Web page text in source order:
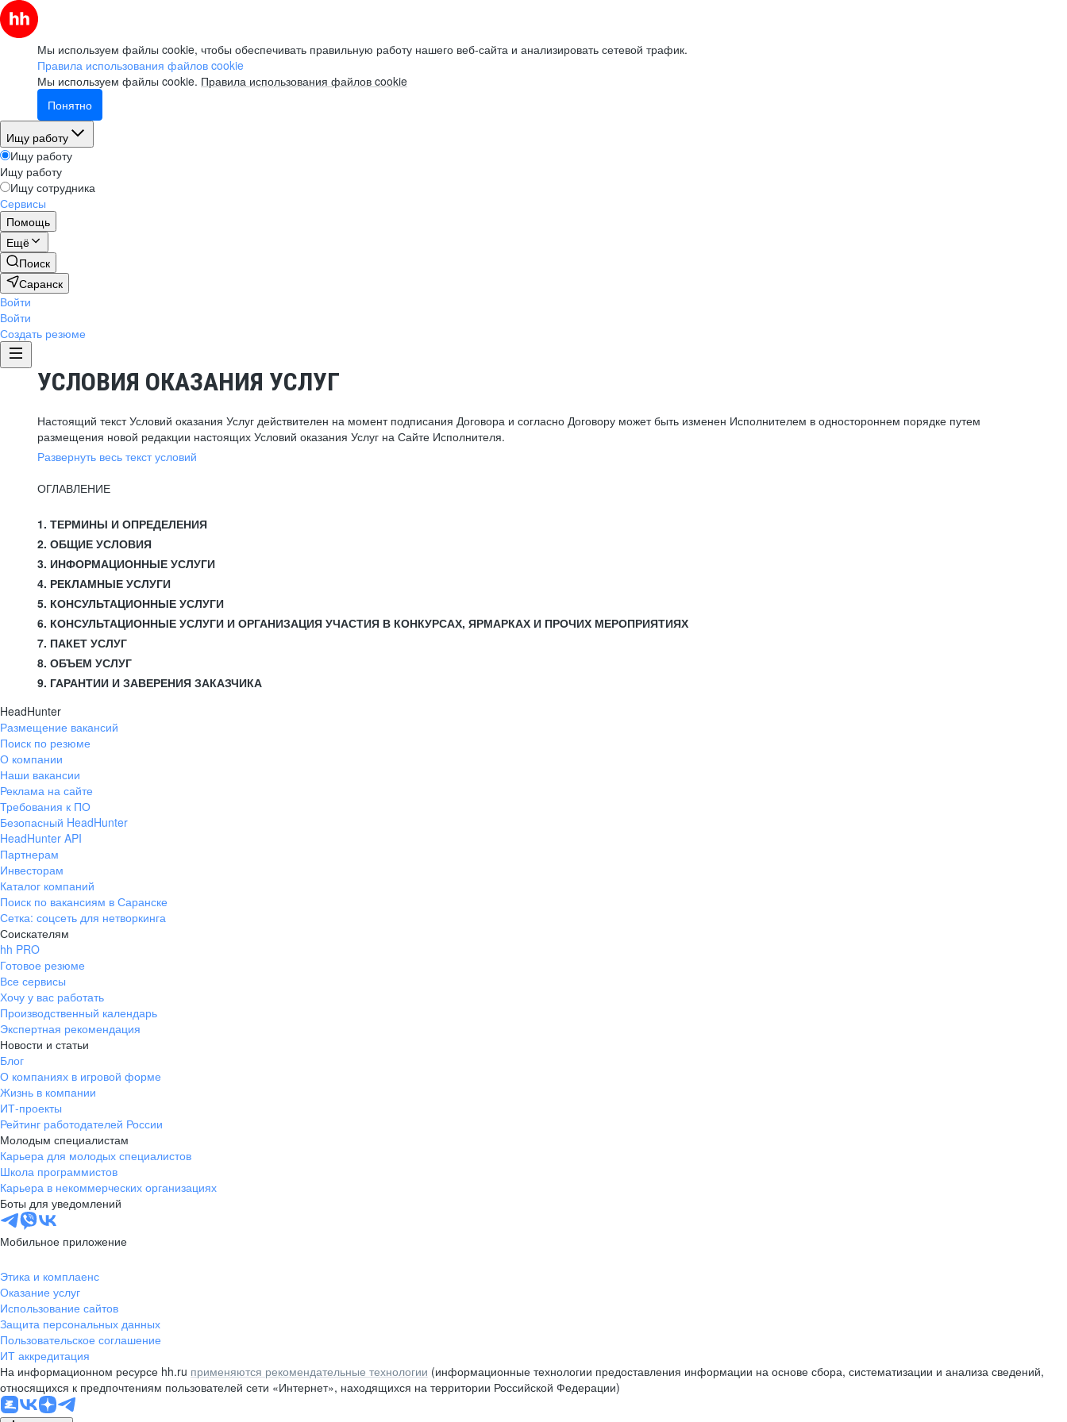
Мы используем файлы cookie, чтобы обеспечивать правильную работу нашего веб-сайта и анализировать сетевой трафик.
Правила использования файлов cookie
Мы используем файлы cookie. Правила использования файлов cookie
Понятно
Ищу работу
Ищу работу
Ищу работу
Ищу сотрудника
Сервисы
Помощь
Ещё
Поиск
Саранск
Войти
Войти
Создать резюме
УСЛОВИЯ ОКАЗАНИЯ УСЛУГ
Настоящий текст Условий оказания Услуг действителен на момент подписания Договора и согласно Договору может быть изменен Исполнителем в одностороннем порядке путем
размещения новой редакции настоящих Условий оказания Услуг на Сайте Исполнителя.
Развернуть весь текст условий
ОГЛАВЛЕНИЕ
1. ТЕРМИНЫ И ОПРЕДЕЛЕНИЯ
2. ОБЩИЕ УСЛОВИЯ
3. ИНФОРМАЦИОННЫЕ УСЛУГИ
4. РЕКЛАМНЫЕ УСЛУГИ
5. КОНСУЛЬТАЦИОННЫЕ УСЛУГИ
6. КОНСУЛЬТАЦИОННЫЕ УСЛУГИ И ОРГАНИЗАЦИЯ УЧАСТИЯ В КОНКУРСАХ, ЯРМАРКАХ И ПРОЧИХ МЕРОПРИЯТИЯХ
7. ПАКЕТ УСЛУГ
8. ОБЪЕМ УСЛУГ
9. ГАРАНТИИ И ЗАВЕРЕНИЯ ЗАКАЗЧИКА
HeadHunter
Размещение вакансий
Поиск по резюме
О компании
Наши вакансии
Реклама на сайте
Требования к ПО
Безопасный HeadHunter
HeadHunter API
Партнерам
Инвесторам
Каталог компаний
Поиск по вакансиям в Саранске
Сетка: соцсеть для нетворкинга
Соискателям
hh PRO
Готовое резюме
Все сервисы
Хочу у вас работать
Производственный календарь
Экспертная рекомендация
Новости и статьи
Блог
О компаниях в игровой форме
Жизнь в компании
ИТ-проекты
Рейтинг работодателей России
Молодым специалистам
Карьера для молодых специалистов
Школа программистов
Карьера в некоммерческих организациях
Боты для уведомлений
Мобильное приложение
Этика и комплаенс
Оказание услуг
Использование сайтов
Защита персональных данных
Пользовательское соглашение
ИТ аккредитация
На информационном ресурсе hh.ru применяются рекомендательные технологии (информационные технологии предоставления информации на основе сбора, систематизации и анализа сведений,
относящихся к предпочтениям пользователей сети «Интернет», находящихся на территории Российской Федерации)